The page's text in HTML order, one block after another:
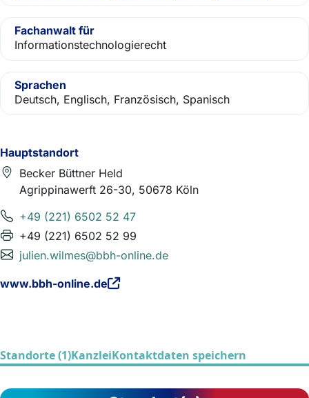
Hauptstandort
Becker Büttner Held
Agrippinawerft 26-30, 50678 Köln
+49 (221) 6502 52 47
+49 (221) 6502 52 99
julien.wilmes@bbh-online.de
www.bbh-online.de
Fachanwalt für
Informationstechnologierecht
Sprachen
Deutsch, Englisch, Französisch, Spanisch
Standorte (1)KanzleiKontaktdaten speichern